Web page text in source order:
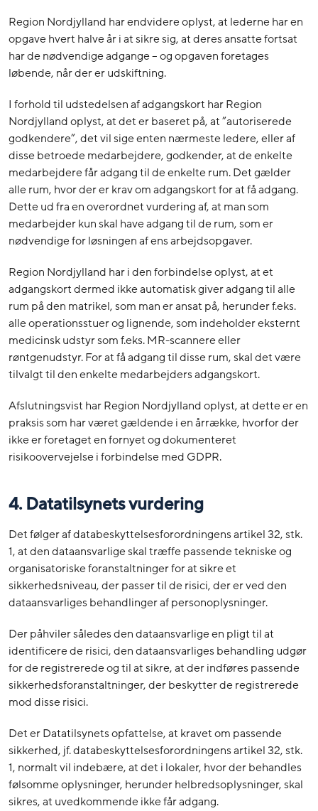
Region Nordjylland har endvidere oplyst, at lederne har en
opgave hvert halve år i at sikre sig, at deres ansatte fortsat
har de nødvendige adgange – og opgaven foretages
løbende, når der er udskiftning.
I forhold til udstedelsen af adgangskort har Region
Nordjylland oplyst, at det er baseret på, at ”autoriserede
godkendere”, det vil sige enten nærmeste ledere, eller af
disse betroede medarbejdere, godkender, at de enkelte
medarbejdere får adgang til de enkelte rum. Det gælder
alle rum, hvor der er krav om adgangskort for at få adgang.
Dette ud fra en overordnet vurdering af, at man som
medarbejder kun skal have adgang til de rum, som er
nødvendige for løsningen af ens arbejdsopgaver.
Region Nordjylland har i den forbindelse oplyst, at et
adgangskort dermed ikke automatisk giver adgang til alle
rum på den matrikel, som man er ansat på, herunder f.eks.
alle operationsstuer og lignende, som indeholder eksternt
medicinsk udstyr som f.eks. MR-scannere eller
røntgenudstyr. For at få adgang til disse rum, skal det være
tilvalgt til den enkelte medarbejders adgangskort.
Afslutningsvist har Region Nordjylland oplyst, at dette er en
praksis som har været gældende i en årrække, hvorfor der
ikke er foretaget en fornyet og dokumenteret
risikoovervejelse i forbindelse med GDPR.
4. Datatilsynets vurdering
Det følger af databeskyttelsesforordningens artikel 32, stk.
1, at den dataansvarlige skal træffe passende tekniske og
organisatoriske foranstaltninger for at sikre et
sikkerhedsniveau, der passer til de risici, der er ved den
dataansvarliges behandlinger af personoplysninger.
Der påhviler således den dataansvarlige en pligt til at
identificere de risici, den dataansvarliges behandling udgør
for de registrerede og til at sikre, at der indføres passende
sikkerhedsforanstaltninger, der beskytter de registrerede
mod disse risici.
Det er Datatilsynets opfattelse, at kravet om passende
sikkerhed, jf. databeskyttelsesforordningens artikel 32, stk.
1, normalt vil indebære, at det i lokaler, hvor der behandles
følsomme oplysninger, herunder helbredsoplysninger, skal
sikres, at uvedkommende ikke får adgang.